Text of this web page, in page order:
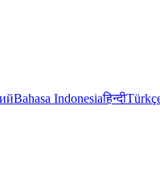
Bahasa Indonesiaहिन्दी